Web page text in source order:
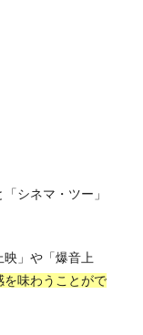
シネマ・ツー」
」や「爆音上
を味わうことがで